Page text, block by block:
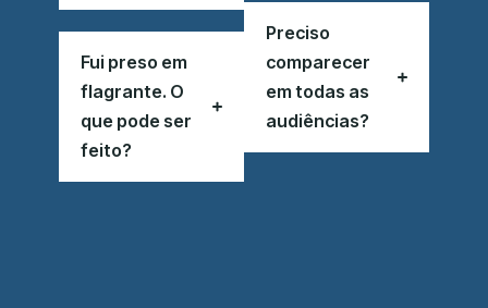
Fui preso em
flagrante. O
que pode ser
feito?
Preciso
comparecer
em todas as
audiências?